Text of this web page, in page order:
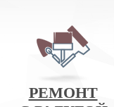
РЕМОНТ